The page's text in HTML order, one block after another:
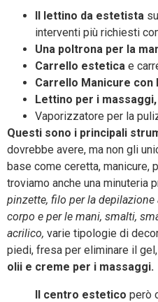
Il lettino da estetista
interventi più richiesti
Una poltrona per la
Carrello estetica e
Carrello Manicure con
Lettino per i massaggi,
Vaporizzatore per la
Questi sono i principali
dovrebbe avere, ma non gli
base come ceretta, manicure,
troviamo anche una minuteria
pinzette, filo per la
corpo e per le mani, smalti,
acrilico, varie tipologie di
piedi, fresa per eliminare il
olii e creme per i massaggi.
Il centro estetico però